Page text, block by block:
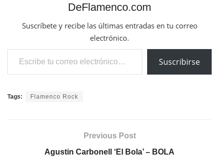
DeFlamenco.com
Suscríbete y recibe las últimas entradas en tu correo
electrónico.
Escribe tu correo electrónico…
Suscribirse
Tags: Flamenco Rock
Previous Post
Agustin Carbonell ‘El Bola’ – BOLA